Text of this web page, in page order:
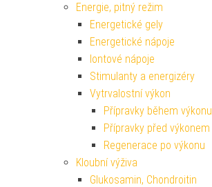
Energie, pitný režim
Energetické gely
Energetické nápoje
Iontové nápoje
Stimulanty a energizéry
Vytrvalostní výkon
Přípravky během výkonu
Přípravky před výkonem
Regenerace po výkonu
Kloubní výživa
Glukosamin, Chondroitin